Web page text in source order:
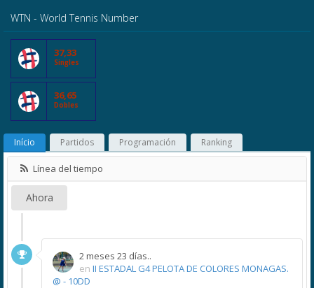
WTN - World Tennis Number
37,33
Singles
36,65
Dobles
Início Partidos Programación Ranking
Línea del tiempo
Ahora
2 meses 23 días..
en II ESTADAL G4 PELOTA DE COLORES MONAGAS.
@ - 10DD